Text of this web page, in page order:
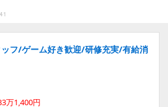
フ/ゲーム好き歓迎/研修充実/有給消
万1,400円